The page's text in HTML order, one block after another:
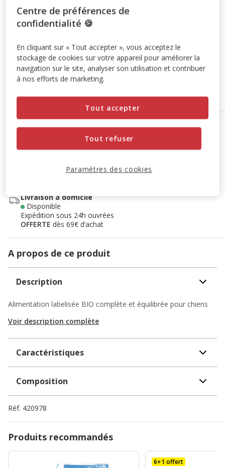
6+1 offert SUPER LOTS : 6 achetés = le 7ème offert à
l'ajout de 7 produits au panier.
Voir conditions
Ajouter au panier
Options de livraison Détails livraison
Retrait en magasin
Disponible
Retrait dans 2hOFFERT
Livraison à domicile
Disponible
Expédition sous 24h ouvrées
OFFERTE dès 69€ d’achat
A propos de ce produit
Description
Alimentation labelisée BIO complète et équilibrée pour chiens
Voir description complète
Caractéristiques
Composition
Réf. 420978
Produits recommandés
6+1 offert
Centre de préférences de
confidentialité 🍪
En cliquant sur « Tout accepter », vous acceptez le
stockage de cookies sur votre appareil pour améliorer la
navigation sur le site, analyser son utilisation et contribuer
à nos efforts de marketing.
Tout refuser
Tout accepter
Paramètres des cookies